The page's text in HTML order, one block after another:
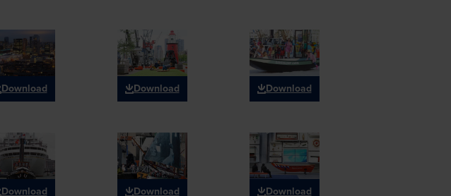
Download Download Download
Download Download Download